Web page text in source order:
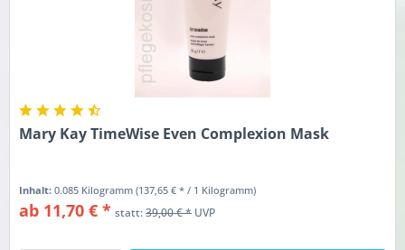
Mary Kay TimeWise Even Complexion Mask
Inhalt:0.085 Kilogramm(137,65 € * / 1 Kilogramm)
ab 11,70 € * statt:39,00 € *UVP